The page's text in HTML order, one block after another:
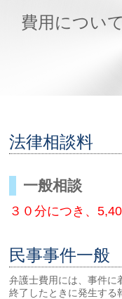
費用について
法律相談料
一般相談
３０分につき、
民事事件一般
弁護士費用には、事件に
終了したときに発生する